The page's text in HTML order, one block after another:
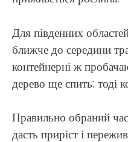
Для південних
ближче до середини
контейнерні ж
дерево ще спить: тоді
Правильно обраний
дасть приріст і